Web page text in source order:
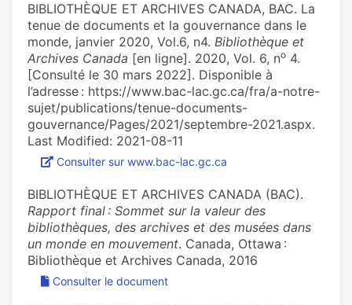
BIBLIOTHÈQUE ET ARCHIVES CANADA, BAC. La
tenue de documents et la gouvernance dans le
monde, janvier 2020, Vol.6, n4. Bibliothèque et
Archives Canada [en ligne]. 2020, Vol. 6, no 4.
[Consulté le 30 mars 2022]. Disponible à
l’adresse : https://www.bac-lac.gc.ca/fra/a-notre-
sujet/publications/tenue-documents-
gouvernance/Pages/2021/septembre-2021.aspx.
Last Modified: 2021-08-11
Consulter sur www.bac-lac.gc.ca
BIBLIOTHÈQUE ET ARCHIVES CANADA (BAC).
Rapport final : Sommet sur la valeur des
bibliothèques, des archives et des musées dans
un monde en mouvement. Canada, Ottawa :
Bibliothèque et Archives Canada, 2016
Consulter le document